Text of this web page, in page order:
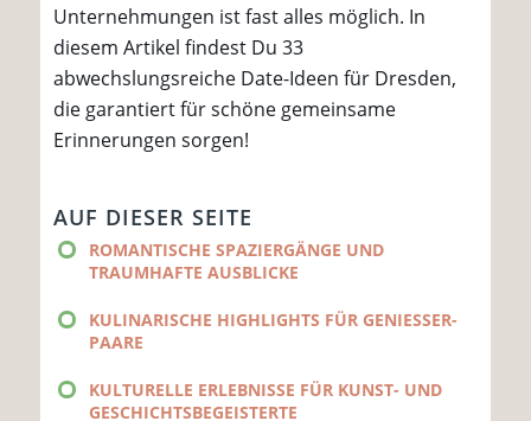
Unternehmungen ist fast alles möglich. In
diesem Artikel findest Du 33
abwechslungsreiche Date-Ideen für Dresden,
die garantiert für schöne gemeinsame
Erinnerungen sorgen!
AUF DIESER SEITE
ROMANTISCHE SPAZIERGÄNGE UND
TRAUMHAFTE AUSBLICKE
KULINARISCHE HIGHLIGHTS FÜR GENIESSER-P
AARE
KULTURELLE ERLEBNISSE FÜR KUNST- UND
GESCHICHTSBEGEISTERTE